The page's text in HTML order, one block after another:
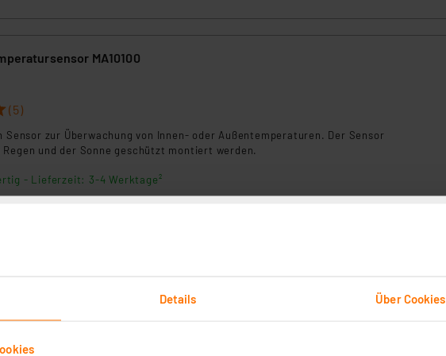
Details Über Cookies
MA10100
(5)
Sensor zur Überwachung von Innen- oder Außentemperaturen. Der Sensor
und der Sonne geschützt montiert werden.
- Lieferzeit: 3-4 Werktage²
Hygrometer MA10230, mit Klimakomfortanzeige im